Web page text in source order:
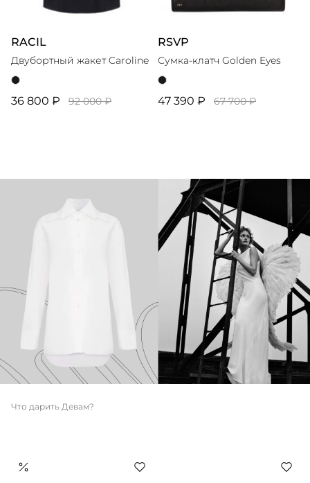
RACIL
Двубортный жакет Caroline
36 800 ₽ 92 000 ₽
RSVP
Сумка-клатч Golden Eyes
47 390 ₽ 67 700 ₽
Что дарить Девам?